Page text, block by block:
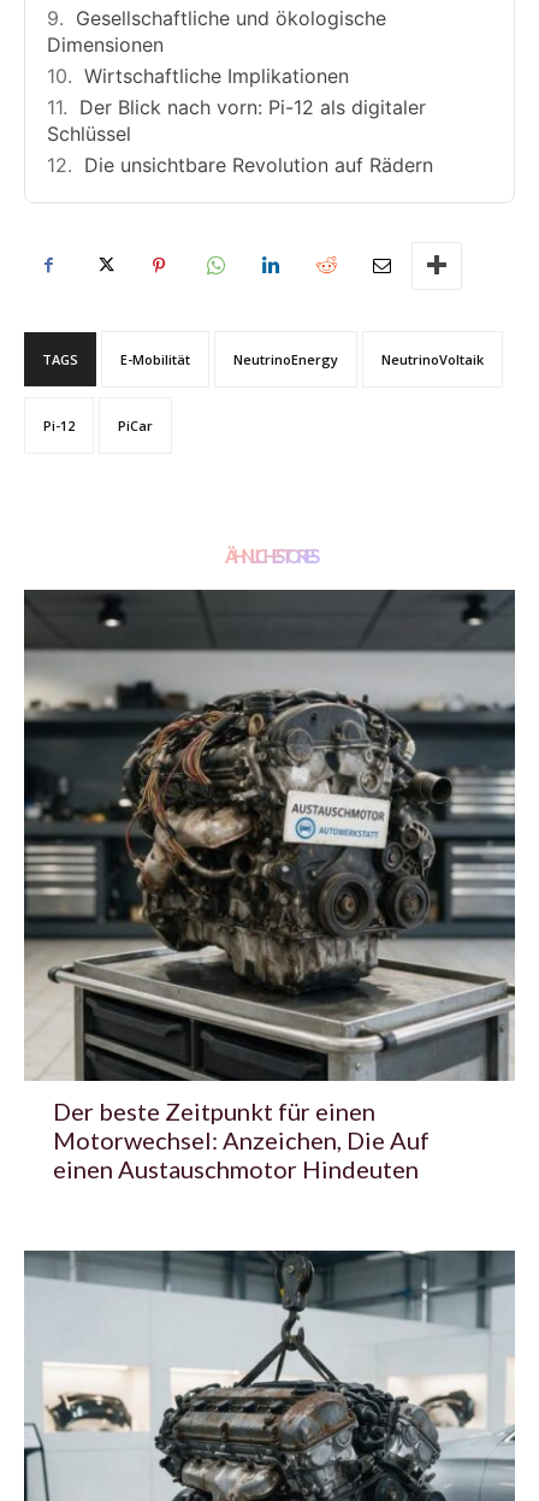
Gesellschaftliche und ökologische
Dimensionen
Wirtschaftliche Implikationen
Der Blick nach vorn: Pi-12 als digitaler
Schlüssel
Die unsichtbare Revolution auf Rädern
TAGS E-Mobilität NeutrinoEnergy NeutrinoVoltaik
Pi-12 PiCar
ÄHNLICHE STORIES
Der beste Zeitpunkt für einen
Motorwechsel: Anzeichen, Die Auf
einen Austauschmotor Hindeuten